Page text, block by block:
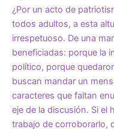
¿Por un acto de
todos adultos, a esta
irrespetuoso. De una
beneficiadas: porque la
político, porque
buscan mandar un
caracteres que faltan
eje de la discusión. Si el
trabajo de corroborarlo,